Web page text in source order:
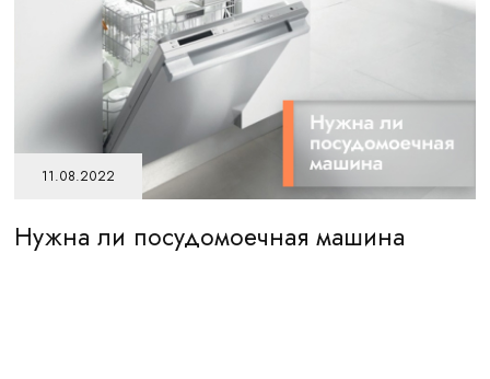
11.08.2022
Нужна ли посудомоечная машина